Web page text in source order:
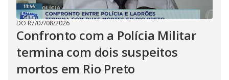
DO R7/07/08/2026
Confronto com a Polícia Militar
termina com dois suspeitos
mortos em Rio Preto